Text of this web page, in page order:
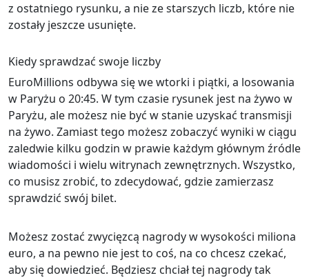
z ostatniego rysunku, a nie ze starszych liczb, które nie
zostały jeszcze usunięte.
Kiedy sprawdzać swoje liczby
EuroMillions odbywa się we wtorki i piątki, a losowania
w Paryżu o 20:45. W tym czasie rysunek jest na żywo w
Paryżu, ale możesz nie być w stanie uzyskać transmisji
na żywo. Zamiast tego możesz zobaczyć wyniki w ciągu
zaledwie kilku godzin w prawie każdym głównym źródle
wiadomości i wielu witrynach zewnętrznych. Wszystko,
co musisz zrobić, to zdecydować, gdzie zamierzasz
sprawdzić swój bilet.
Możesz zostać zwycięzcą nagrody w wysokości miliona
euro, a na pewno nie jest to coś, na co chcesz czekać,
aby się dowiedzieć. Będziesz chciał tej nagrody tak